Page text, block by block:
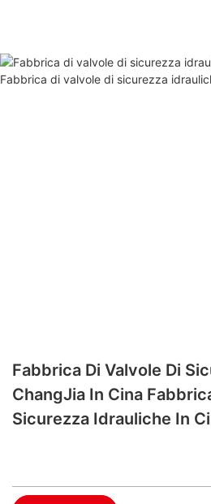
Fabbrica Di Valvole Di
ChangJia In Cina
Sicurezza Idrauliche In